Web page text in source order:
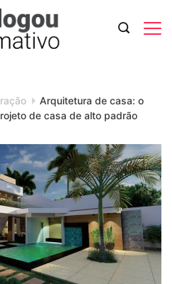
Arquitetura de casa: o
de casa de alto padrão